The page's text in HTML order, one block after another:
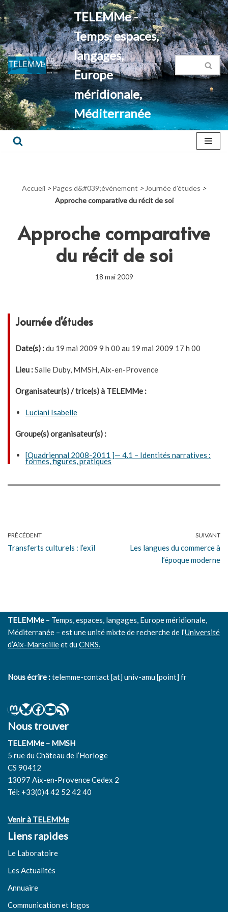
Aller
au
contenu
TELEMMe -
Temps, espaces,
langages,
Europe
méridionale,
Méditerranée
Accueil > Pages d&#039;événement > Journée d'études >
Approche comparative du récit de soi
Approche comparative
du récit de soi
18 mai 2009
Journée d'études
Date(s) :du 19 mai 2009 9 h 00 au 19 mai 2009 17 h 00
Lieu :Salle Duby, MMSH, Aix-en-Provence
Organisateur(s) / trice(s) à TELEMMe :
Luciani Isabelle
Groupe(s) organisateur(s) :
[Quadriennal 2008-2011 ]— 4.1 – Identités narratives :
formes, figures, pratiques
PRÉCÉDENT
Transferts culturels : l’exil
SUIVANT
Les langues du commerce à
l’époque moderne
TELEMMe – Temps, espaces, langages, Europe méridionale,
Méditerranée – est une unité mixte de recherche de l’Université
d’Aix-Marseilleet duCNRS.
Nous écrire :telemme-contact [at] univ-amu [point] fr
Nous trouver
TELEMMe – MMSH
5 rue du Château de l’Horloge
CS 90412
13097 Aix-en-Provence Cedex 2
Tél: +33(0)4 42 52 42 40
Venir à TELEMMe
Liens rapides
Le Laboratoire
Les Actualités
Annuaire
Communication et logos